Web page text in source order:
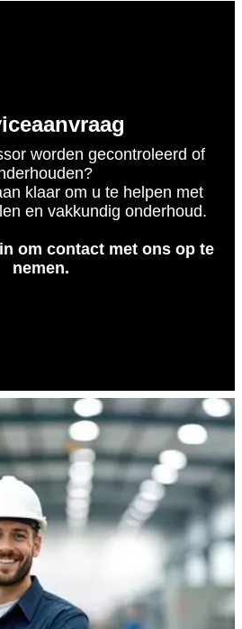
worden gecontroleerd of
klaar om u te helpen met
en vakkundig onderhoud.
om contact met ons op te
nemen.